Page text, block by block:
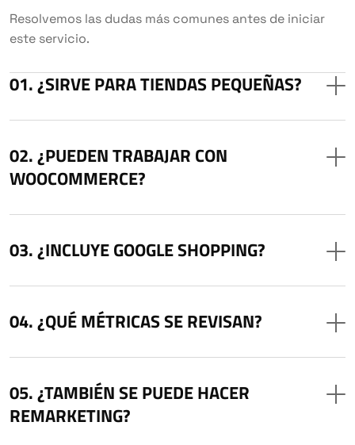
Resolvemos las dudas más comunes antes de iniciar
este servicio.
¿SIRVE PARA TIENDAS PEQUEÑAS?
¿PUEDEN TRABAJAR CON
WOOCOMMERCE?
¿INCLUYE GOOGLE SHOPPING?
¿QUÉ MÉTRICAS SE REVISAN?
¿TAMBIÉN SE PUEDE HACER
REMARKETING?